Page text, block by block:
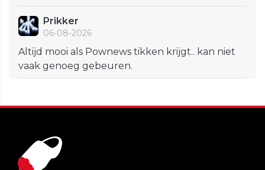
Prikker
06-08-2026
Altijd mooi als Pownews tikken krijgt.. kan niet
vaak genoeg gebeuren.